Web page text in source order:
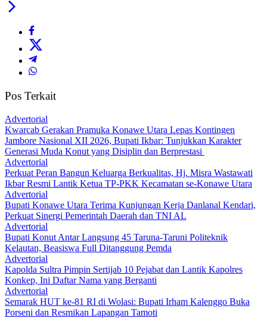
Pos Terkait
Advertorial
‎Kwarcab Gerakan Pramuka Konawe Utara Lepas Kontingen
Jambore Nasional XII 2026, Bupati Ikbar: Tunjukkan Karakter
Generasi Muda Konut yang Disiplin dan Berprestasi ‎
Advertorial
‎Perkuat Peran Bangun Keluarga Berkualitas, Hj. Misra Wastawati
Ikbar Resmi Lantik Ketua TP-PKK Kecamatan se-Konawe Utara
Advertorial
Bupati Konawe Utara Terima Kunjungan Kerja Danlanal Kendari,
Perkuat Sinergi Pemerintah Daerah dan TNI AL
Advertorial
Bupati Konut Antar Langsung 45 Taruna-Taruni Politeknik
Kelautan, Beasiswa Full Ditanggung Pemda
Advertorial
‎Kapolda Sultra Pimpin Sertijab 10 Pejabat dan Lantik Kapolres
Konkep, Ini Daftar Nama yang Berganti
Advertorial
Semarak HUT ke-81 RI di Wolasi: Bupati Irham Kalenggo Buka
Porseni dan Resmikan Lapangan Tamoti